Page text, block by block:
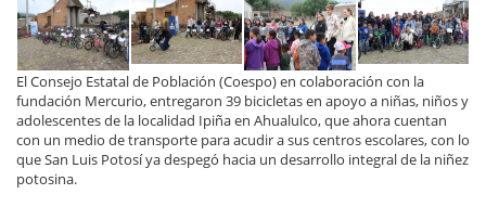
El Consejo Estatal de Población (Coespo) en colaboración con la
fundación Mercurio, entregaron 39 bicicletas en apoyo a niñas, niños y
adolescentes de la localidad Ipiña en Ahualulco, que ahora cuentan
con un medio de transporte para acudir a sus centros escolares, con lo
que San Luis Potosí ya despegó hacia un desarrollo integral de la niñez
potosina.